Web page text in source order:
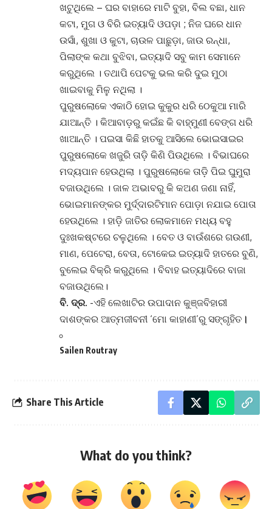
ଖଟୁଥିଲେ – ଘର ବାହାରେ ମାଟି ବୁହା, ବିଲ ବଛା, ଧାନ
କଟା, ମୁଗ ଓ ବିରି ଇତ୍ୟାଦି ଓପଡ଼ା ; ନିଜ ଘରେ ଧାନ
ଉସାଁ, ଶୁଖା ଓ କୁଟା, ଚାଉଳ ପାଛୁଡ଼ା, ଜାଉ ରନ୍ଧା,
ପିଲାଙ୍କ କଥା ବୁଝିବା, ଇତ୍ୟାଦି ସବୁ କାମ ସେମାନେ
କରୁଥିଲେ । ତଥାପି ପେଟକୁ ଭଲ କରି ଦୁଇ ମୁଠା
ଖାଇବାକୁ ମିଳୁ ନଥିଲା ।
ପୁରୁଷଲୋକେ ଏକାଠି ହୋଇ କୁକୁର ଧରି ଠେକୁଆ ମାରି
ଯାଆନ୍ତି । କିଆବାଡ଼ରୁ କଇଁଛ କି ବାହ୍ମୁଣୀ ବେଙ୍ଗ ଧରି
ଖାଆନ୍ତି । ପଇସା କିଛି ହାତକୁ ଆସିଲେ ଭୋଇସାଇର
ପୁରୁଷଲୋକେ ଖଜୁରି ତାଡ଼ି କିଣି ପିଉଥିଲେ । ବିଭାଘରେ
ମଦ୍ୟପାନ ହେଉଥିଲା । ପୁରୁଷଲୋକେ ତାଡ଼ି ପିଇ ଘୁମୁରା
ବଜାଉଥିଲେ । ଜାଳ ଅଭାବରୁ କି କଅଣ ଜଣା ନାହିଁ,
ଭୋଇମାନଙ୍କର ମୁର୍ଦ୍ଦାରଟିମାନ ପୋଡ଼ା ନଯାଇ ପୋତା
ହେଉଥିଲେ । ହାଡ଼ି ଜାତିର ଲୋକମାନେ ମଧ୍ୟ ବହୁ
ଦୁଃଖକଷ୍ଟରେ ଚଳୁଥିଲେ । ବେତ ଓ ବାଉଁଶରେ ଗଉଣୀ,
ମାଣ, ପେଟେରା, ବେତା, ଟୋକେଇ ଇତ୍ୟାଦି ହାତରେ ବୁଣି,
ବୁଲେଇ ବିକ୍ରି କରୁଥିଲେ । ବିବାହ ଇତ୍ୟାଦିରେ ବାଜା
ବଜାଉଥିଲେ।
ବି. ଦ୍ର. -ଏହି ଲେଖାଟିର ଉପାଦାନ କୁଞ୍ଜବିହାରୀ
ଦାଶଙ୍କର ଆତ୍ମଜୀବନୀ ‘ମୋ କାହାଣୀ’ରୁ ସଙ୍ଗୃହିତ ।
Sailen Routray
Share This Article
What do you think?